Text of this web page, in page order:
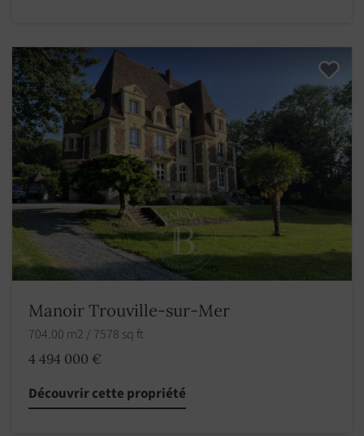
Manoir Trouville-sur-Mer
704.00 m2 / 7578 sq ft
4 494 000 €
Découvrir cette propriété